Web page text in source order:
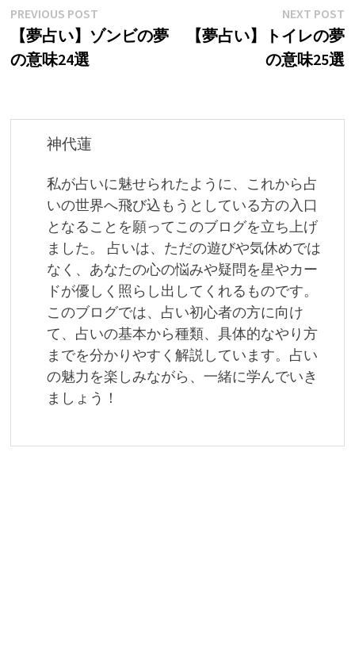
投
稿
ナ
PREVIOUS POSTPrevious
post:
【夢占い】ゾンビの夢
の意味24選
NEXT POST
【夢占い】トイレの夢
の意味25選
神代蓮
私が占いに魅せられたように、これから占
いの世界へ飛び込もうとしている方の入口
となることを願ってこのブログを立ち上げ
ました。 占いは、ただの遊びや気休めでは
なく、あなたの心の悩みや疑問を星やカー
ドが優しく照らし出してくれるものです。
このブログでは、占い初心者の方に向け
て、占いの基本から種類、具体的なやり方
までを分かりやすく解説しています。占い
の魅力を楽しみながら、一緒に学んでいき
ましょう！